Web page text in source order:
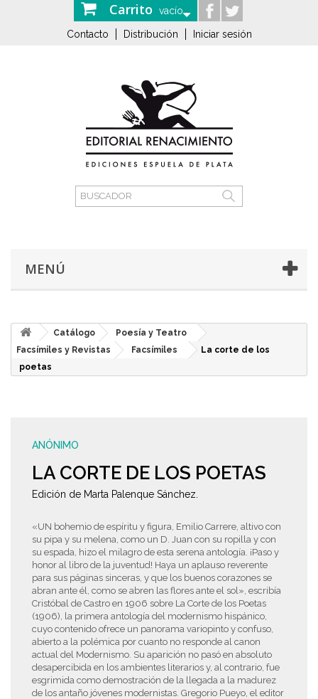
Carrito vacío
Contacto Distribución Iniciar sesión
MENÚ
Catálogo
Poesía y Teatro
Facsímiles y Revistas
Facsímiles
La corte de los
poetas
ANÓNIMO
LA CORTE DE LOS POETAS
Edición de Marta Palenque Sánchez.
«UN bohemio de espíritu y figura, Emilio Carrere, altivo con
su pipa y su melena, como un D. Juan con su ropilla y con
su espada, hizo el milagro de esta serena antología. ¡Paso y
honor al libro de la juventud! Haya un aplauso reverente
para sus páginas sinceras, y que los buenos corazones se
abran ante él, como se abren las flores ante el sol», escribía
Cristóbal de Castro en 1906 sobre La Corte de los Poetas
(1906), la primera antología del modernismo hispánico,
cuyo contenido ofrece un panorama variopinto y confuso,
abierto a la polémica por cuanto no responde al canon
actual del Modernismo. Su aparición no pasó en absoluto
desapercibida en los ambientes literarios y, al contrario, fue
esgrimida como demostración de la llegada a la madurez
de los antaño jóvenes modernistas. Gregorio Pueyo, el editor